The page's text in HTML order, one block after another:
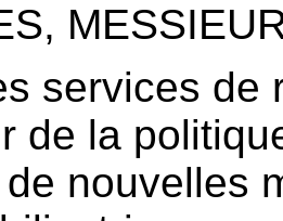
services de
de la
nouvelles